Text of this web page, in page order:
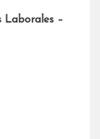
Laborales –